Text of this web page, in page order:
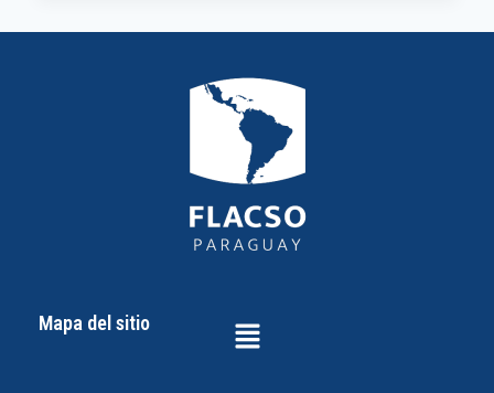
Mapa del sitio